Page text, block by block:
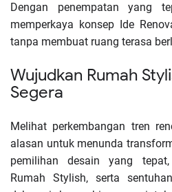
Dengan penempatan yang
memperkaya konsep Ide
tanpa membuat ruang terasa
Wujudkan Rumah
Segera
Melihat perkembangan tren
alasan untuk menunda
pemilihan desain yang
Rumah Stylish, serta